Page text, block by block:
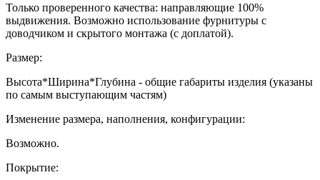
Только проверенного качества: направляющие 100%
выдвижения. Возможно использование фурнитуры с
доводчиком и скрытого монтажа (с доплатой).
Размер:
Высота*Ширина*Глубина - общие габариты изделия (указаны
по самым выступающим частям)
Изменение размера, наполнения, конфигурации:
Возможно.
Покрытие: